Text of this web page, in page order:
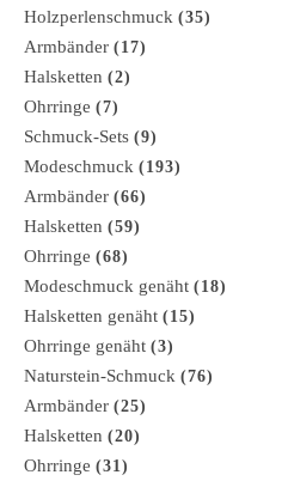
Holzperlenschmuck (35)
Armbänder (17)
Halsketten (2)
Ohrringe (7)
Schmuck-Sets (9)
Modeschmuck (193)
Armbänder (66)
Halsketten (59)
Ohrringe (68)
Modeschmuck genäht (18)
Halsketten genäht (15)
Ohrringe genäht (3)
Naturstein-Schmuck (76)
Armbänder (25)
Halsketten (20)
Ohrringe (31)